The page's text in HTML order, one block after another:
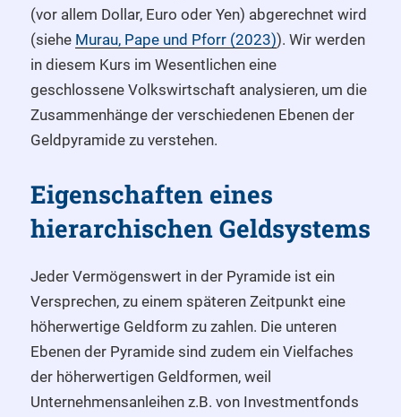
(vor allem Dollar, Euro oder Yen) abgerechnet wird
(siehe Murau, Pape und Pforr (2023)). Wir werden
in diesem Kurs im Wesentlichen eine
geschlossene Volkswirtschaft analysieren, um die
Zusammenhänge der verschiedenen Ebenen der
Geldpyramide zu verstehen.
Eigenschaften eines
hierarchischen Geldsystems
Jeder Vermögenswert in der Pyramide ist ein
Versprechen, zu einem späteren Zeitpunkt eine
höherwertige Geldform zu zahlen. Die unteren
Ebenen der Pyramide sind zudem ein Vielfaches
der höherwertigen Geldformen, weil
Unternehmensanleihen z.B. von Investmentfonds